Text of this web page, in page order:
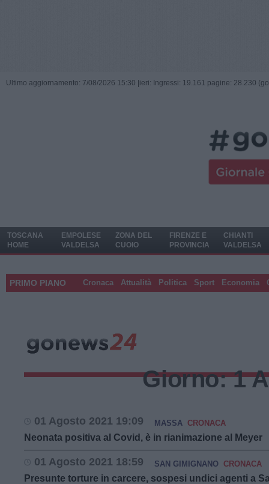
Ultimo aggiornamento: 7/08/2026 15:30 | ieri: Ingressi: 19.161 pagine: 28.230
TOSCANA
HOME
EMPOLESE
VALDELSA
ZONA DEL
CUOIO
FIRENZE E
PROVINCIA
CHIANTI
VALDELSA
PRIMO PIANO Cronaca Attualità Politica Sport Economia
Giorno:1
01 Agosto 2021 19:09 MASSA CRONACA
Neonata positiva al Covid, è in rianimazione al Meyer
01 Agosto 2021 18:59 SAN GIMIGNANO CRONACA
Presunte torture in carcere, sospesi undici agenti a